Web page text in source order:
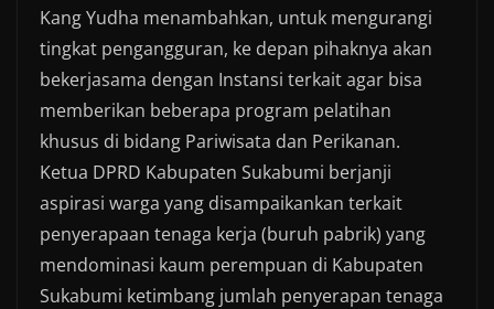
Kang Yudha menambahkan, untuk mengurangi
tingkat pengangguran, ke depan pihaknya akan
bekerjasama dengan Instansi terkait agar bisa
memberikan beberapa program pelatihan
khusus di bidang Pariwisata dan Perikanan.
Ketua DPRD Kabupaten Sukabumi berjanji
aspirasi warga yang disampaikankan terkait
penyerapaan tenaga kerja (buruh pabrik) yang
mendominasi kaum perempuan di Kabupaten
Sukabumi ketimbang jumlah penyerapan tenaga